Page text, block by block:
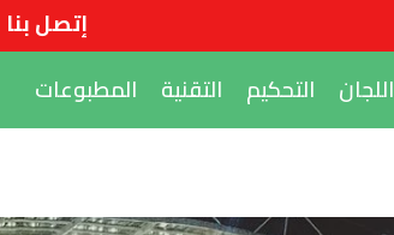
إتصل بنا
اللجان التحكيم التقنية المطبوعات